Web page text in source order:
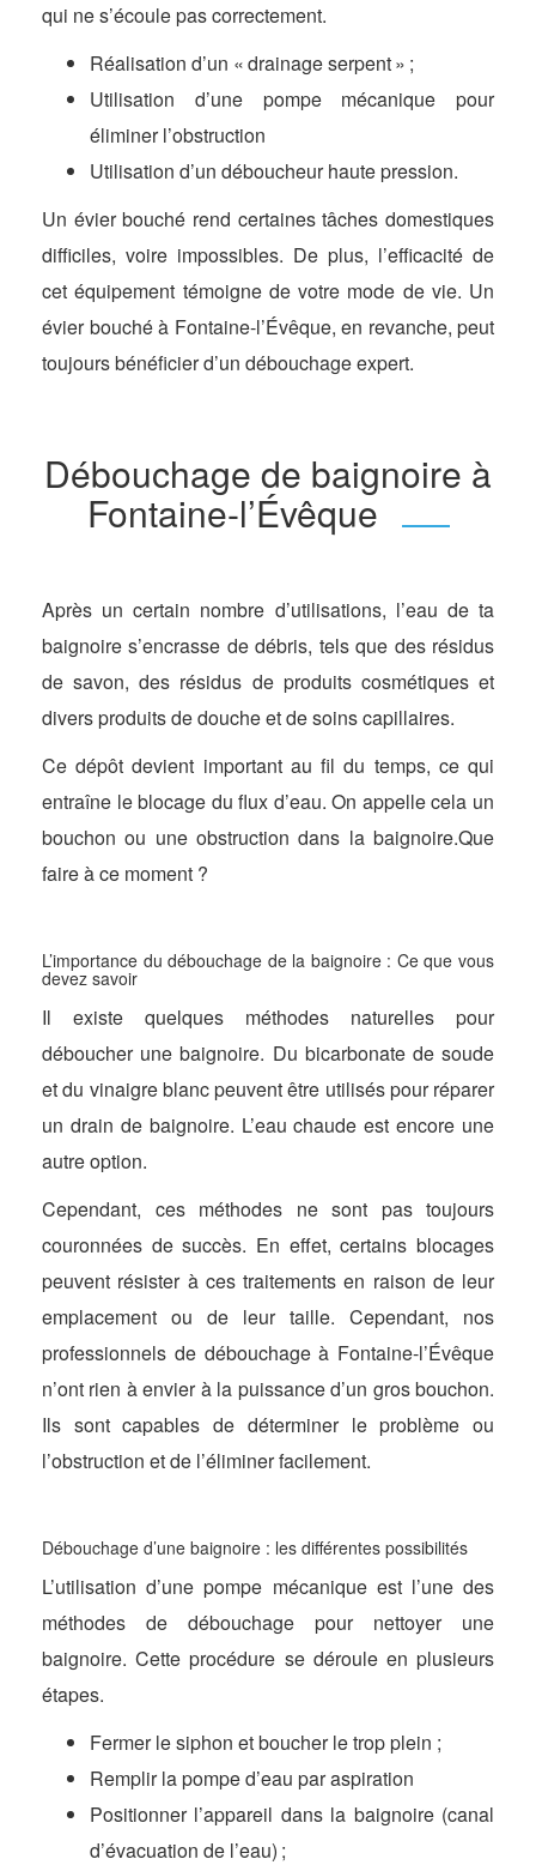
qui ne s’écoule pas correctement.
Réalisation d’un « drainage serpent » ;
Utilisation d’une pompe mécanique pour
éliminer l’obstruction
Utilisation d’un déboucheur haute pression.
Un évier bouché rend certaines tâches domestiques
difficiles, voire impossibles. De plus, l’efficacité de
cet équipement témoigne de votre mode de vie. Un
évier bouché à Fontaine-l’Évêque, en revanche, peut
toujours bénéficier d’un débouchage expert.
Débouchage de baignoire à
Fontaine-l’Évêque
Après un certain nombre d’utilisations, l’eau de ta
baignoire s’encrasse de débris, tels que des résidus
de savon, des résidus de produits cosmétiques et
divers produits de douche et de soins capillaires.
Ce dépôt devient important au fil du temps, ce qui
entraîne le blocage du flux d’eau. On appelle cela un
bouchon ou une obstruction dans la baignoire.Que
faire à ce moment ?
L’importance du débouchage de la baignoire : Ce que vous
devez savoir
Il existe quelques méthodes naturelles pour
déboucher une baignoire. Du bicarbonate de soude
et du vinaigre blanc peuvent être utilisés pour réparer
un drain de baignoire. L’eau chaude est encore une
autre option.
Cependant, ces méthodes ne sont pas toujours
couronnées de succès. En effet, certains blocages
peuvent résister à ces traitements en raison de leur
emplacement ou de leur taille. Cependant, nos
professionnels de débouchage à Fontaine-l’Évêque
n’ont rien à envier à la puissance d’un gros bouchon.
Ils sont capables de déterminer le problème ou
l’obstruction et de l’éliminer facilement.
Débouchage d’une baignoire : les différentes possibilités
L’utilisation d’une pompe mécanique est l’une des
méthodes de débouchage pour nettoyer une
baignoire. Cette procédure se déroule en plusieurs
étapes.
Fermer le siphon et boucher le trop plein ;
Remplir la pompe d’eau par aspiration
Positionner l’appareil dans la baignoire (canal
d’évacuation de l’eau) ;